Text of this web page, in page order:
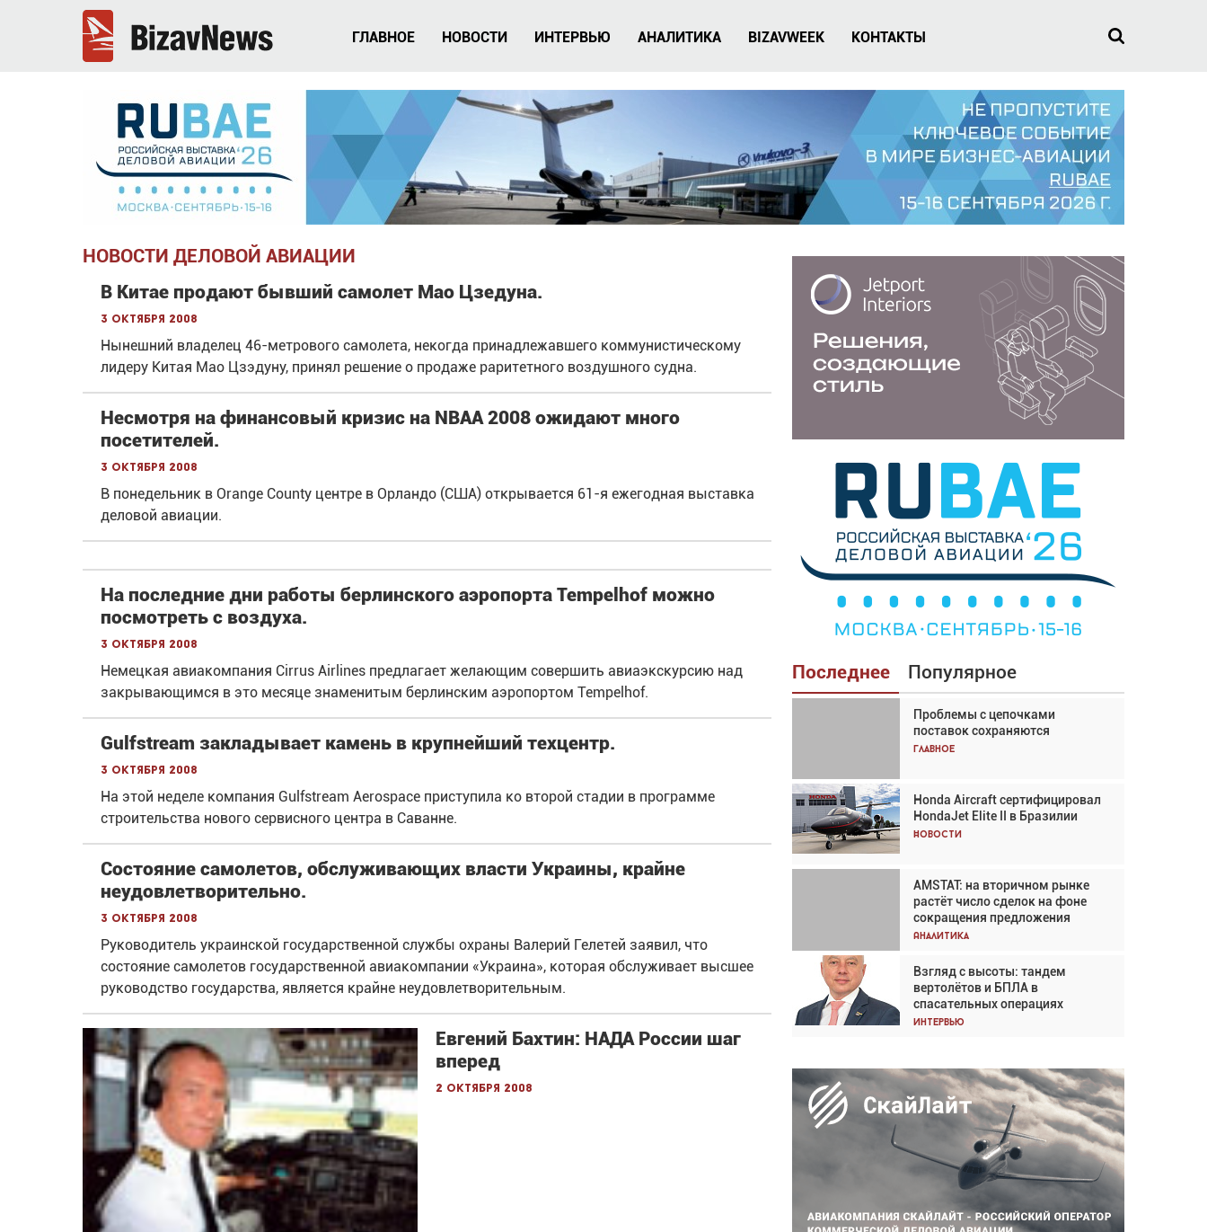
ГЛАВНОЕ НОВОСТИ ИНТЕРВЬЮ АНАЛИТИКА BIZAVWEEK КОНТАКТЫ
НОВОСТИ ДЕЛОВОЙ АВИАЦИИ
В Китае продают бывший самолет Мао Цзедуна.
3 октября 2008
Нынешний владелец 46-метрового самолета, некогда принадлежавшего коммунистическому
лидеру Китая Мао Цзэдуну, принял решение о продаже раритетного воздушного судна.
Несмотря на финансовый кризис на NBAA 2008 ожидают много
посетителей.
3 октября 2008
В понедельник в Orange County центре в Орландо (США) открывается 61-я ежегодная выставка
деловой авиации.
На последние дни работы берлинского аэропорта Tempelhof можно
посмотреть с воздуха.
3 октября 2008
Немецкая авиакомпания Cirrus Airlines предлагает желающим совершить авиаэкскурсию над
закрывающимся в это месяце знаменитым берлинским аэропортом Tempelhof.
Gulfstream закладывает камень в крупнейший техцентр.
3 октября 2008
На этой неделе компания Gulfstream Aerospace приступила ко второй стадии в программе
строительства нового сервисного центра в Саванне.
Состояние самолетов, обслуживающих власти Украины, крайне
неудовлетворительно.
3 октября 2008
Руководитель украинской государственной службы охраны Валерий Гелетей заявил, что
состояние самолетов государственной авиакомпании «Украина», которая обслуживает высшее
руководство государства, является крайне неудовлетворительным.
Евгений Бахтин: НАДА России шаг
вперед
2 октября 2008
Последнее Популярное
Проблемы с цепочками
поставок сохраняются
Главное
Honda Aircraft сертифицировал
HondaJet Elite II в Бразилии
Новости
AMSTAT: на вторичном рынке
растёт число сделок на фоне
сокращения предложения
Аналитика
Взгляд с высоты: тандем
вертолётов и БПЛА в
спасательных операциях
Интервью
Взгляд с высоты: тандем
вертолётов и БПЛА в
спасательных операциях
Авиационный фотограф Дэйв
Кох: «Фотография говорит сама
за себя... а ИИ всё портит»
Проблемы с цепочками
поставок сохраняются
Аналитика
Частный самолёт – это актив.
Подходите к покупке
соответствующим образом
Интервью